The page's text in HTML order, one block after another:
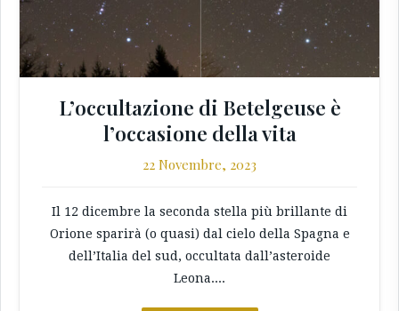
L’occultazione di Betelgeuse è
l’occasione della vita
22 Novembre, 2023
Il 12 dicembre la seconda stella più brillante di
Orione sparirà (o quasi) dal cielo della Spagna e
dell’Italia del sud, occultata dall’asteroide
Leona....